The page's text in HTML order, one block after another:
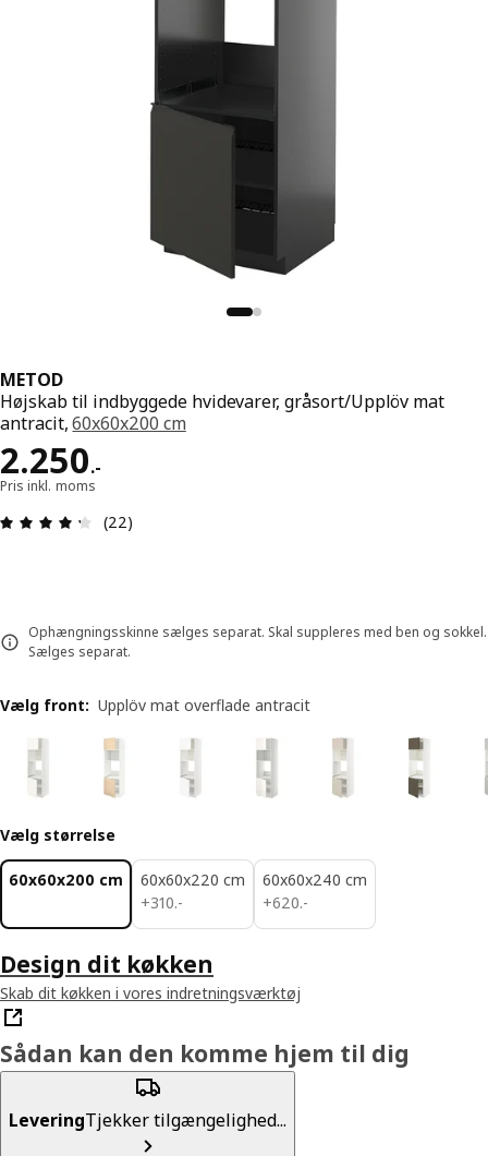
METOD
Højskab til indbyggede hvidevarer, gråsort/Upplöv mat
antracit,60x60x200 cm
2.250.-
Pris 2250.-
Pris inkl. moms
Anmeldelse: 4.3 Ud af 5 Stjerner. Anmeldelser i
(22)
Ophængningsskinne sælges separat. Skal suppleres med ben og sokkel.
Sælges separat.
Vælg front: Upplöv mat overflade antracit
Vælg størrelse
60x60x200 cm
60x60x220 cm
+310.-
310.-
60x60x240 cm
+620.-
620.-
Design dit køkken
Skab dit køkken i vores indretningsværktøj
Sådan kan den komme hjem til dig
LeveringTjekker tilgængelighed...